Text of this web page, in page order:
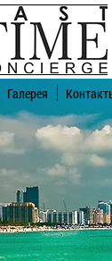
Галерея